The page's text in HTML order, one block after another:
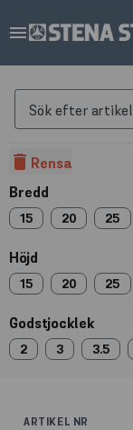
menu
Sök efter artikel
delete Rensa
Bredd
15 20 25
Höjd
15 20 25
Godstjocklek
2 3 3.5
ARTIKEL NR